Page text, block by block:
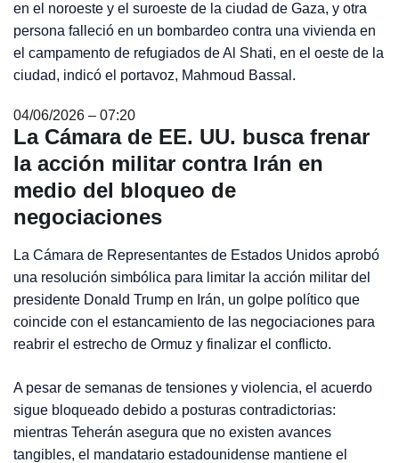
en el noroeste y el suroeste de la ciudad de Gaza, y otra
persona falleció en un bombardeo contra una vivienda en
el campamento de refugiados de Al Shati, en el oeste de la
ciudad, indicó el portavoz, Mahmoud Bassal.
04/06/2026 – 07:20
La Cámara de EE. UU. busca frenar
la acción militar contra Irán en
medio del bloqueo de
negociaciones
La Cámara de Representantes de Estados Unidos aprobó
una resolución simbólica para limitar la acción militar del
presidente Donald Trump en Irán, un golpe político que
coincide con el estancamiento de las negociaciones para
reabrir el estrecho de Ormuz y finalizar el conflicto.
A pesar de semanas de tensiones y violencia, el acuerdo
sigue bloqueado debido a posturas contradictorias:
mientras Teherán asegura que no existen avances
tangibles, el mandatario estadounidense mantiene el